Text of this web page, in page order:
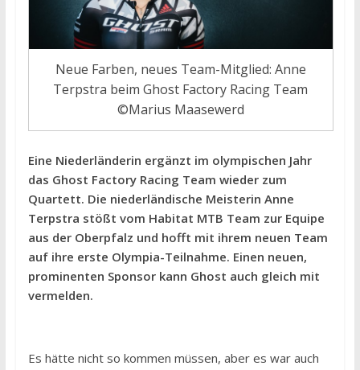
Neue Farben, neues Team-Mitglied: Anne
Terpstra beim Ghost Factory Racing Team
©Marius Maasewerd
Eine Niederländerin ergänzt im olympischen Jahr
das Ghost Factory Racing Team wieder zum
Quartett. Die niederländische Meisterin Anne
Terpstra stößt vom Habitat MTB Team zur Equipe
aus der Oberpfalz und hofft mit ihrem neuen Team
auf ihre erste Olympia-Teilnahme. Einen neuen,
prominenten Sponsor kann Ghost auch gleich mit
vermelden.
Es hätte nicht so kommen müssen, aber es war auch